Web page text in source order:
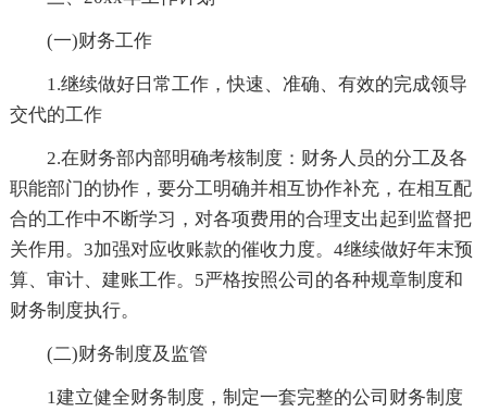
(一)财务工作
1.继续做好日常工作，快速、准确、有效的完成领导
交代的工作
2.在财务部内部明确考核制度：财务人员的分工及各
职能部门的协作，要分工明确并相互协作补充，在相互配
合的工作中不断学习，对各项费用的合理支出起到监督把
关作用。3加强对应收账款的催收力度。4继续做好年末预
算、审计、建账工作。5严格按照公司的各种规章制度和
财务制度执行。
(二)财务制度及监管
1建立健全财务制度，制定一套完整的公司财务制度